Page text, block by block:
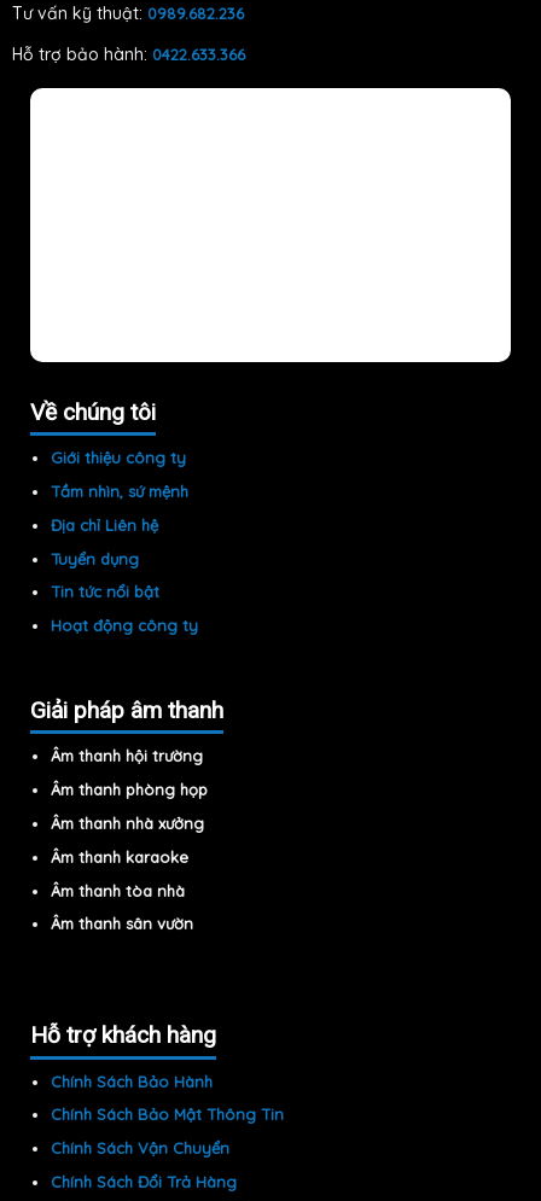
Tư vấn kỹ thuật: 0989.682.236
Hỗ trợ bảo hành: 0422.633.366
Về chúng tôi
Giới thiệu công ty
Tầm nhìn, sứ mệnh
Địa chỉ Liên hệ
Tuyển dụng
Tin tức nổi bật
Hoạt động công ty
Giải pháp âm thanh
Âm thanh hội trường
Âm thanh phòng họp
Âm thanh nhà xưởng
Âm thanh karaoke
Âm thanh tòa nhà
Âm thanh sân vườn
Hỗ trợ khách hàng
Chính Sách Bảo Hành
Chính Sách Bảo Mật Thông Tin
Chính Sách Vận Chuyển
Chính Sách Đổi Trả Hàng